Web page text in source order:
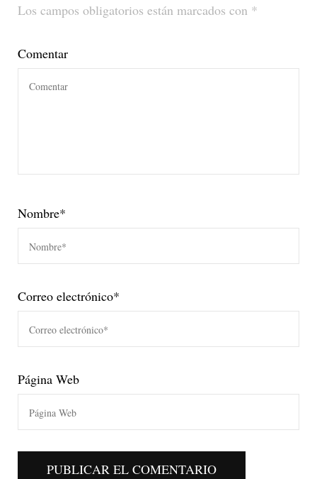
Los campos obligatorios están marcados con *
Comentar
Nombre*
Correo electrónico*
Página Web